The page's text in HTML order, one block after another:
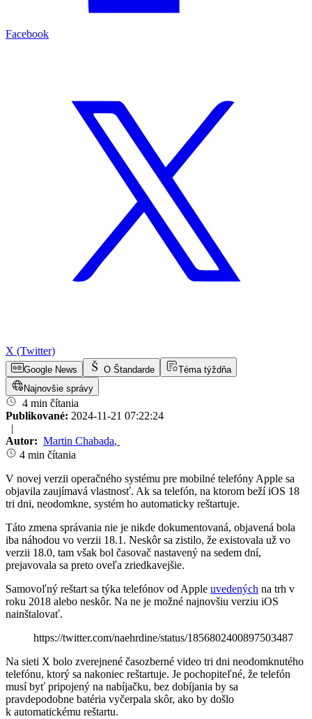
Facebook
X (Twitter)
Google News O Štandarde
Téma týždňa
Najnovšie správy
4 min čítania
Publikované: 2024-11-21 07:22:24
|
Autor: Martin Chabada,
4 min čítania
V novej verzii operačného systému pre mobilné telefóny Apple sa
objavila zaujímavá vlastnosť. Ak sa telefón, na ktorom beží iOS 18
tri dni, neodomkne, systém ho automaticky reštartuje.
Táto zmena správania nie je nikde dokumentovaná, objavená bola
iba náhodou vo verzii 18.1. Neskôr sa zistilo, že existovala už vo
verzii 18.0, tam však bol časovač nastavený na sedem dní,
prejavovala sa preto oveľa zriedkavejšie.
Samovoľný reštart sa týka telefónov od Apple uvedených na trh v
roku 2018 alebo neskôr. Na ne je možné najnovšiu verziu iOS
nainštalovať.
https://twitter.com/naehrdine/status/1856802400897503487
Na sieti X bolo zverejnené časozberné video tri dni neodomknutého
telefónu, ktorý sa nakoniec reštartuje. Je pochopiteľné, že telefón
musí byť pripojený na nabíjačku, bez dobíjania by sa
pravdepodobne batéria vyčerpala skôr, ako by došlo
k automatickému reštartu.